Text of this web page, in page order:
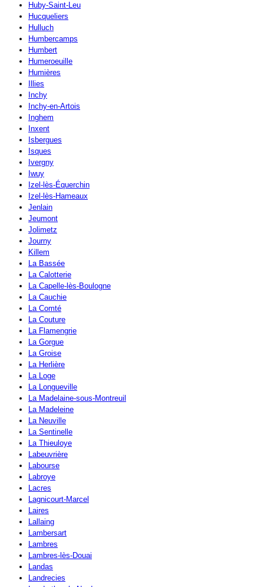
Huby-Saint-Leu
Hucqueliers
Hulluch
Humbercamps
Humbert
Humeroeuille
Humières
Illies
Inchy
Inchy-en-Artois
Inghem
Inxent
Isbergues
Isques
Ivergny
Iwuy
Izel-lès-Équerchin
Izel-lès-Hameaux
Jenlain
Jeumont
Jolimetz
Journy
Killem
La Bassée
La Calotterie
La Capelle-lès-Boulogne
La Cauchie
La Comté
La Couture
La Flamengrie
La Gorgue
La Groise
La Herlière
La Loge
La Longueville
La Madelaine-sous-Montreuil
La Madeleine
La Neuville
La Sentinelle
La Thieuloye
Labeuvrière
Labourse
Labroye
Lacres
Lagnicourt-Marcel
Laires
Lallaing
Lambersart
Lambres
Lambres-lès-Douai
Landas
Landrecies